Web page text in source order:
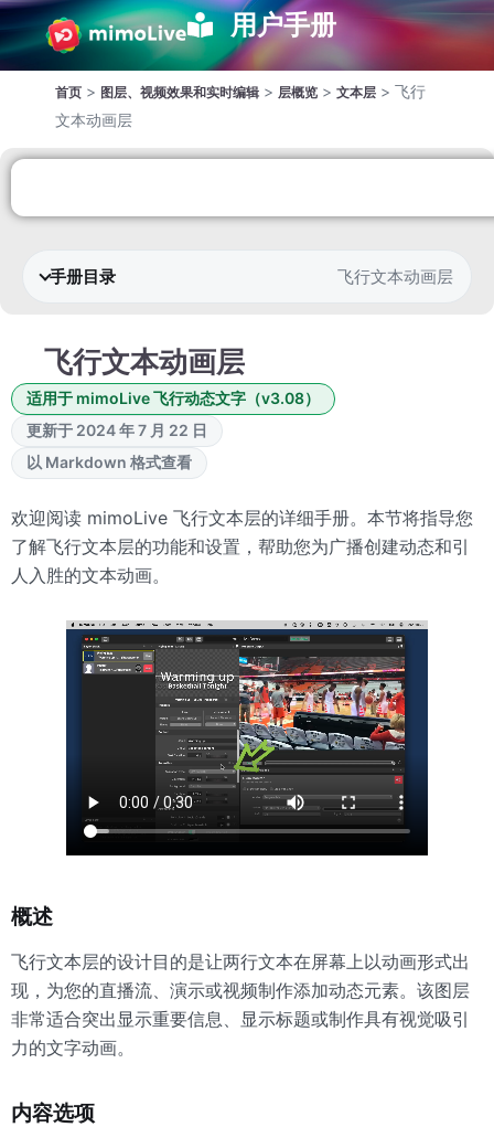
用户手册
首页 > 图层、视频效果和实时编辑 > 层概览 > 文本层 > 飞行
文本动画层
手册目录 飞行文本动画层
飞行文本动画层
适用于 mimoLive 飞行动态文字（v3.08）
更新于 2024 年 7 月 22 日
以 Markdown 格式查看
欢迎阅读 mimoLive 飞行文本层的详细手册。本节将指导您
了解飞行文本层的功能和设置，帮助您为广播创建动态和引
人入胜的文本动画。
概述
飞行文本层的设计目的是让两行文本在屏幕上以动画形式出
现，为您的直播流、演示或视频制作添加动态元素。该图层
非常适合突出显示重要信息、显示标题或制作具有视觉吸引
力的文字动画。
内容选项